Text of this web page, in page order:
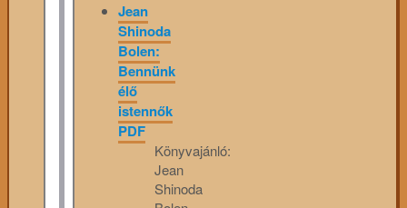
Jean
Shinoda
Bolen:
Bennünk
élő
istennők
PDF
Könyvajánló:
Jean
Shinoda